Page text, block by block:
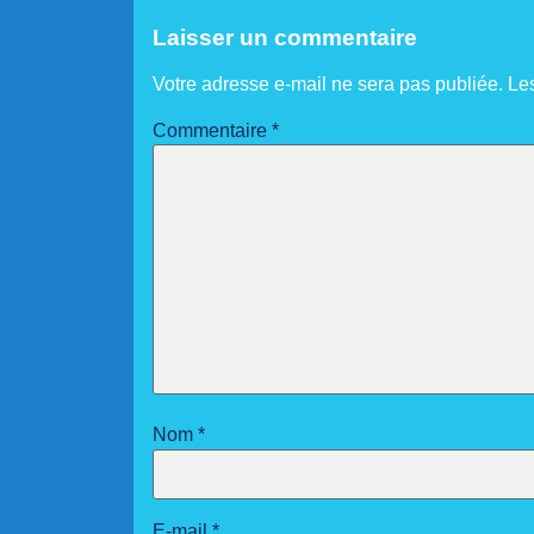
Laisser un commentaire
Votre adresse e-mail ne sera pas publiée.
Commentaire *
Nom *